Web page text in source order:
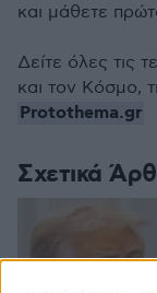
Σχετικά
και μάθετε
Δείτε όλες τις
και τον Κόσμο,
Protothema.gr